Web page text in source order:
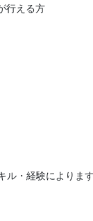
行える方
ル・経験によりま